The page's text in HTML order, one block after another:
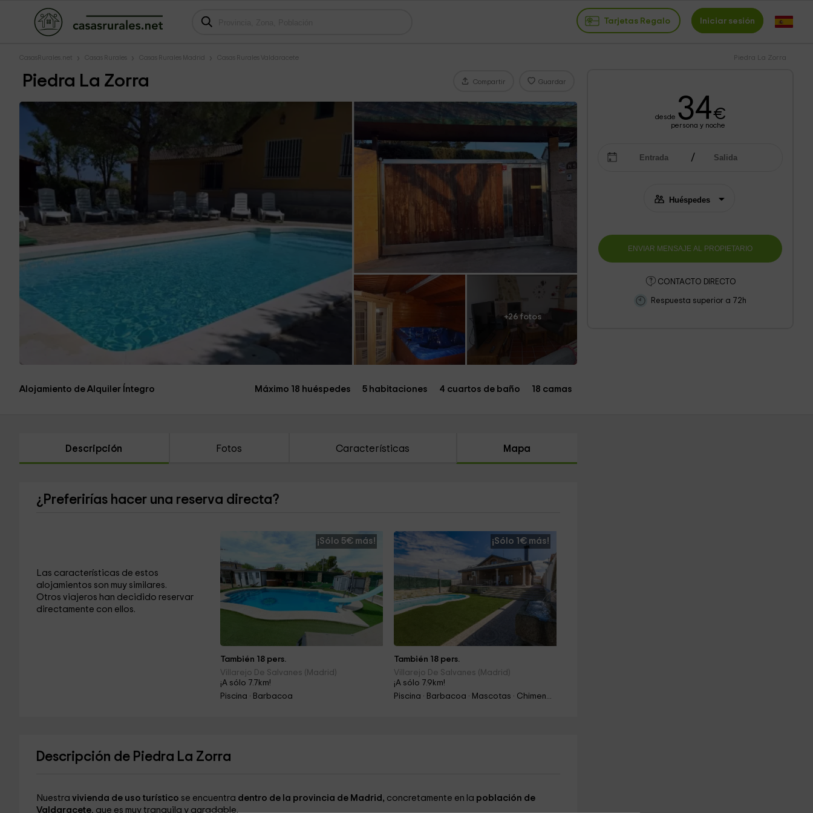
Tarjetas Regalo Iniciar sesión
CasasRurales.net Casas Rurales Casas Rurales Madrid Casas Rurales Valdaracete Piedra La Zorra
Piedra La Zorra Compartir Guardar
+26 fotos
desde 34€
persona y noche
CONTACTO DIRECTO
Respuesta superior a 72h
Alojamiento de Alquiler Íntegro Máximo 18 huéspedes 5 habitaciones 4 cuartos de baño 18 camas
Descripción Fotos Características Mapa
¿Preferirías hacer una reserva directa?
Las características de estos
alojamientos son muy similares.
Otros viajeros han decidido reservar
directamente con ellos.
¡Sólo 5€ más!
También 18 pers.
Villarejo De Salvanes (Madrid)
¡A sólo 7.7km!
Piscina · Barbacoa
¡Sólo 1€ más!
También 18 pers.
Villarejo De Salvanes (Madrid)
¡A sólo 7.9km!
Piscina · Barbacoa · Mascotas · Chimenea · Jacuzzi
Descripción de Piedra La Zorra
Nuestra vivienda de uso turístico se encuentra dentro de la provincia de Madrid, concretamente en la población de
Valdaracete, que es muy tranquila y agradable.